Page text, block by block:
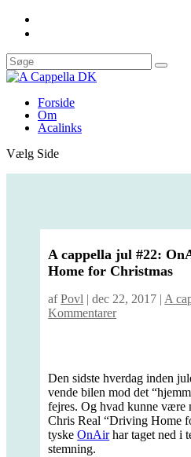
Forside
Om
Acalinks
Vælg Side
A cappella jul #22:
Home for Christmas
afPovl |dec 22, 2017 | A
Kommentarer
Den sidste hverdag inden
vende bilen mod det
fejres. Og hvad kunne være
Chris Real “Driving Home
tyskeOnAirhar taget ned i
stemning.